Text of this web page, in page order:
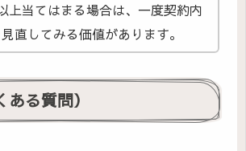
上当てはまる場合は、一度契約内
直してみる価値があります。
る質問）